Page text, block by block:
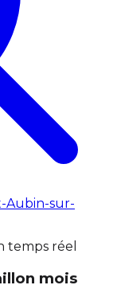
Aubin-sur-
temps réel
mois